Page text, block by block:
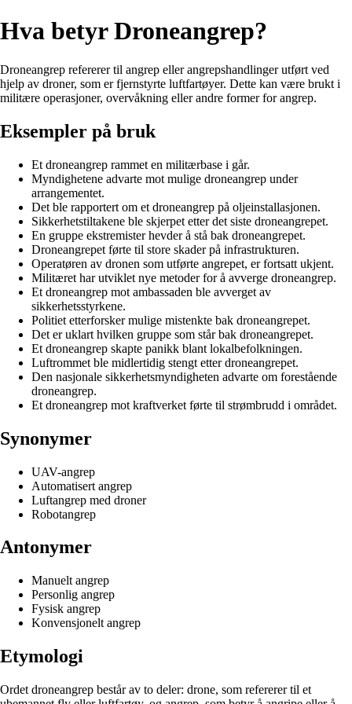
Hva betyr Droneangrep?
Droneangrep refererer til angrep eller angrepshandlinger utført ved
hjelp av droner, som er fjernstyrte luftfartøyer. Dette kan være brukt i
militære operasjoner, overvåkning eller andre former for angrep.
Eksempler på bruk
Et droneangrep rammet en militærbase i går.
Myndighetene advarte mot mulige droneangrep under
arrangementet.
Det ble rapportert om et droneangrep på oljeinstallasjonen.
Sikkerhetstiltakene ble skjerpet etter det siste droneangrepet.
En gruppe ekstremister hevder å stå bak droneangrepet.
Droneangrepet førte til store skader på infrastrukturen.
Operatøren av dronen som utførte angrepet, er fortsatt ukjent.
Militæret har utviklet nye metoder for å avverge droneangrep.
Et droneangrep mot ambassaden ble avverget av
sikkerhetsstyrkene.
Politiet etterforsker mulige mistenkte bak droneangrepet.
Det er uklart hvilken gruppe som står bak droneangrepet.
Et droneangrep skapte panikk blant lokalbefolkningen.
Luftrommet ble midlertidig stengt etter droneangrepet.
Den nasjonale sikkerhetsmyndigheten advarte om forestående
droneangrep.
Et droneangrep mot kraftverket førte til strømbrudd i området.
Synonymer
UAV-angrep
Automatisert angrep
Luftangrep med droner
Robotangrep
Antonymer
Manuelt angrep
Personlig angrep
Fysisk angrep
Konvensjonelt angrep
Etymologi
Ordet droneangrep består av to deler: drone, som refererer til et